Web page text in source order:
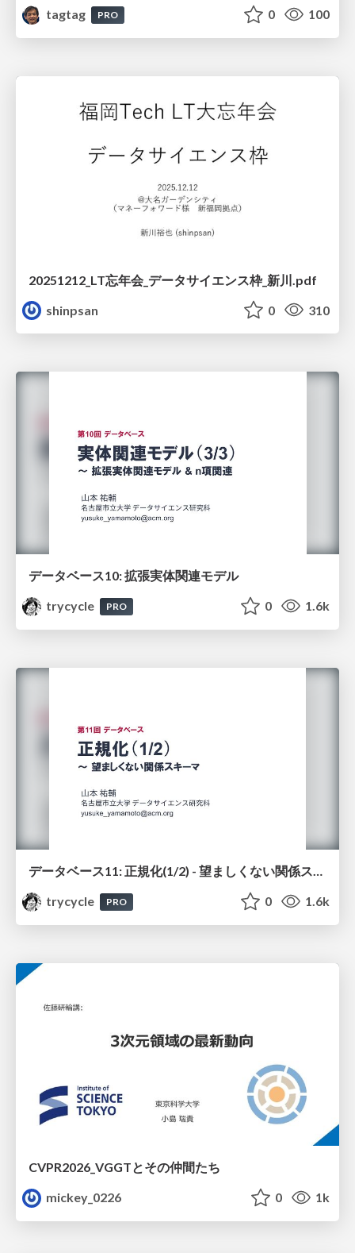
tagtag
PRO 0 100
20251212_LT忘年会_データサイエンス枠_新川.pdf
shinpsan
0 310
データベース10: 拡張実体関連モデル
trycycle
PRO 0 1.6k
データベース11: 正規化(1/2) - 望ましくない関係スキーマ
trycycle
PRO 0 1.6k
CVPR2026_VGGTとその仲間たち
mickey_0226
0 1k